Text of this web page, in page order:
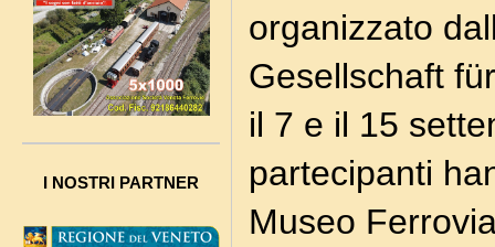
I NOSTRI PARTNER
organizzato
Gesellschaft
il 7 e il 15
partecipanti
Museo